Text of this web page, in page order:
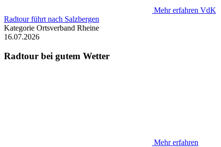
Mehr erfahren VdK
Radtour führt nach Salzbergen
Kategorie Ortsverband Rheine
16.07.2026
Radtour bei gutem Wetter
Mehr erfahren